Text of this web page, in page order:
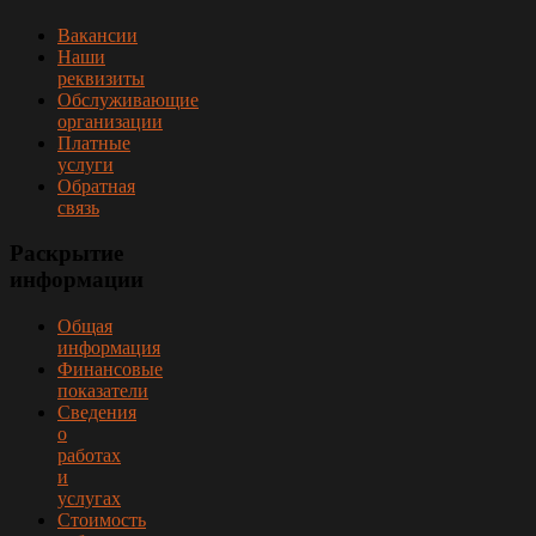
Вакансии
Наши
реквизиты
Обслуживающие
организации
Платные
услуги
Обратная
связь
Раскрытие
информации
Общая
информация
Финансовые
показатели
Сведения
о
работах
и
услугах
Стоимость